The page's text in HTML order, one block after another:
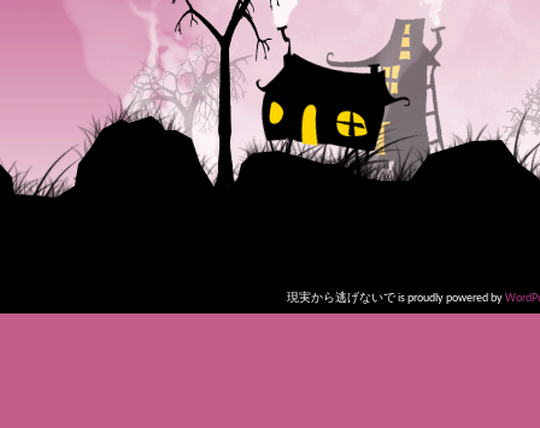
現実から逃げないで is proudly powered by